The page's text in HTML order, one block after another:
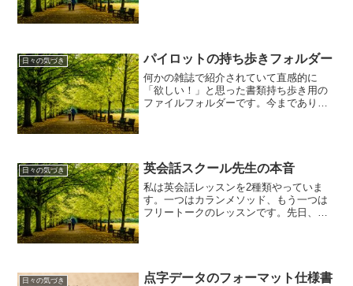
日々の気づき パイロットの持ち歩きフォルダー
何かの雑誌で紹介されていて直感的に
「欲しい！」と思った書類持ち歩き用の
ファイルフォルダーです。今までありそ
日々の気づき 英会話スクール先生の本音
私は英会話レッスンを2種類やっていま
す。一つはカランメソッド、もう一つは
フリートークのレッスンです。先日、フ
日々の気づき
点字データのフォーマット仕様書